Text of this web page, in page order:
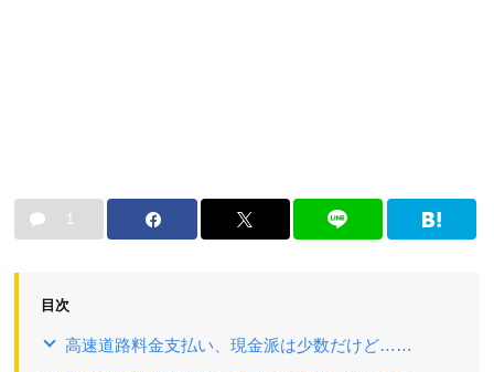
1
目次
高速道路料金支払い、現金派は少数だけど……